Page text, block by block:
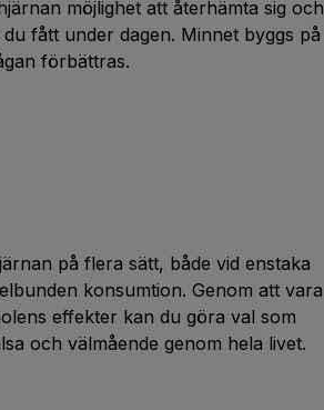
möjlighet att återhämta sig och
fått under dagen. Minnet byggs på
förbättras.
på flera sätt, både vid enstaka
konsumtion. Genom att vara
effekter kan du göra val som
och välmående genom hela livet.